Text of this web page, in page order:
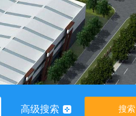
高级搜索 搜索